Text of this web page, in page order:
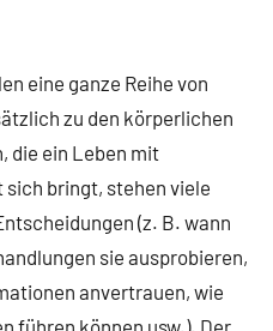
eine ganze Reihe von
zu den körperlichen
die ein Leben mit
bringt, stehen viele
(z. B. wann
sie ausprobieren,
anvertrauen, wie